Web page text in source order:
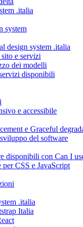
.italia
system
design system .italia
e servizi
dei modelli
disponibili
e accessibile
e Graceful
del software
disponibili con Can I
CSS e JavaScript
.italia
Italia